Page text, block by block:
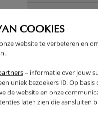
COOKIES
website te verbeteren en
– informatie over jouw
uniek bezoekers ID. Op basis
de website en onze
laten zien die aansluiten